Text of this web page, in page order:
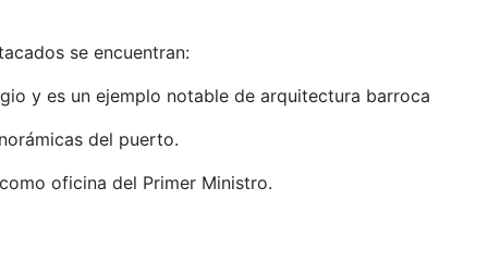
se encuentran:​
y es un ejemplo notable de arquitectura barroca
del puerto.
oficina del Primer Ministro.